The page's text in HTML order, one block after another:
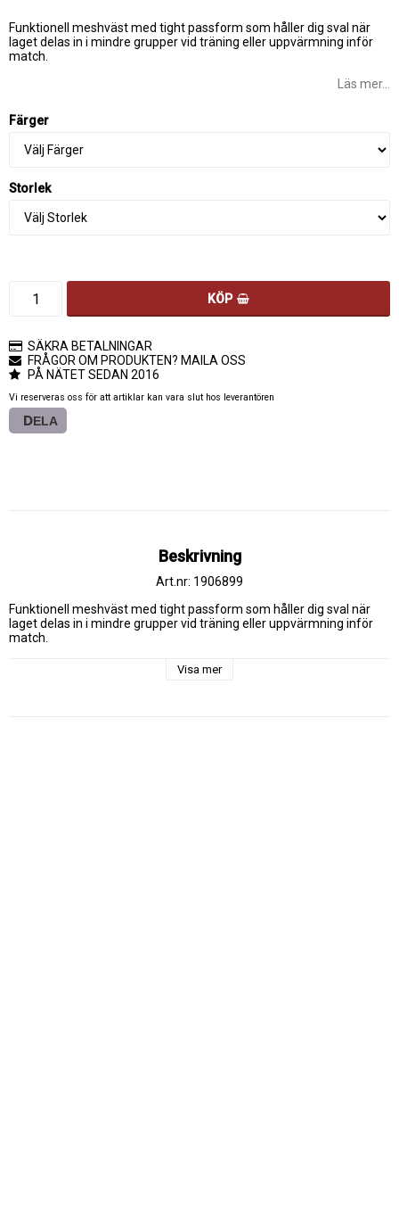
Funktionell meshväst med tight passform som håller dig sval när
laget delas in i mindre grupper vid träning eller uppvärmning inför
match.
Läs mer...
Färger
Storlek
KÖP
SÄKRA BETALNINGAR
FRÅGOR OM PRODUKTEN? MAILA OSS
PÅ NÄTET SEDAN 2016
Vi reserveras oss för att artiklar kan vara slut hos leverantören
DELA
Beskrivning
Art.nr: 1906899
Funktionell meshväst med tight passform som håller dig sval när
laget delas in i mindre grupper vid träning eller uppvärmning inför
match.
Visa mer